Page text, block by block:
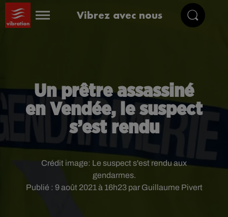
Vibrez avec nous
Un prêtre assassiné
en Vendée, le suspect
s’est rendu
Publié : 9 août 2021 à 16h23 par Guillaume Pivert
Crédit image: Le suspect s'est rendu aux
gendarmes.